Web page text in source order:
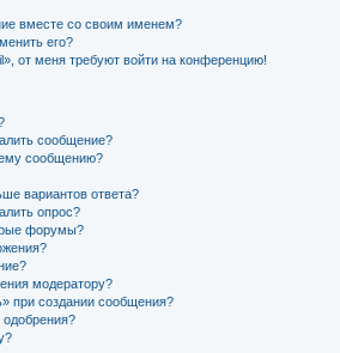
вместе со своим именем?
его?
от меня требуют войти на конференцию!
сообщение?
сообщению?
вариантов ответа?
опрос?
форумы?
модератору?
при создании сообщения?